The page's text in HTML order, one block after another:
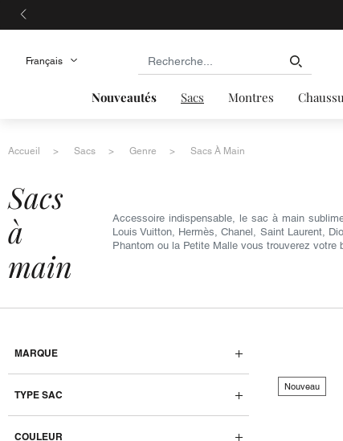
Nouveautés Sacs Montres
Accueil Sacs Genre Sacs À Main
sacs
à
main
Accessoire indispensable, le sac à main
Louis Vuitton, Hermès, Chanel, Saint Laurent,
Phantom ou la Petite Malle vous trouverez
MARQUE
TYPE SAC
COULEUR
Nouveau